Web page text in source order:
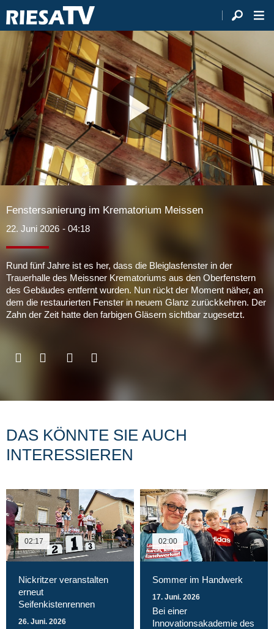
Video
Fenstersanierung im Krematorium Meissen
22. Juni 2026 - 04:18
Rund fünf Jahre ist es her, dass die Bleiglasfenster in der
Trauerhalle des Meissner Krematoriums aus den Oberfenstern
des Gebäudes entfernt wurden. Nun rückt der Moment näher, an
dem die restaurierten Fenster in neuem Glanz zurückkehren. Der
Zahn der Zeit hatte den farbigen Gläsern sichtbar zugesetzt.
DAS KÖNNTE SIE AUCH
INTERESSIEREN
02:17
Nickritzer veranstalten
erneut
Seifenkistenrennen
26. Juni. 2026
02:00
Sommer im Handwerk
17. Juni. 2026
Bei einer
Innovationsakademie des